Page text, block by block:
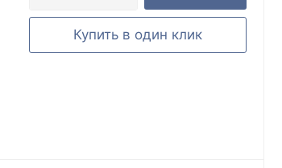
Купить в один клик